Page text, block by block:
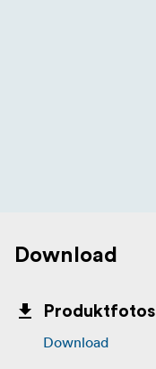
Download
Produktfotos
Download